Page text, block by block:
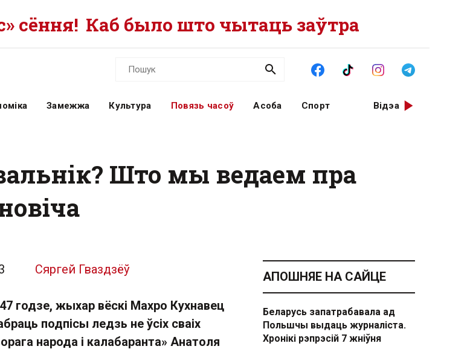
сёння! Каб было што чытаць заўтра
Замежжа Культура Повязь часоў Асоба Спорт Відэа
Што мы ведаем пра
Сяргей Гваздзёў
годзе, жыхар вёскі Махро Кухнавец
подпісы ледзь не ўсіх сваіх
народа і калабаранта» Анатоля
АПОШНЯЕ НА САЙЦЕ
Беларусь запатрабавала ад
Польшчы выдаць журналіста.
Хронікі рэпрэсій 7 жніўня